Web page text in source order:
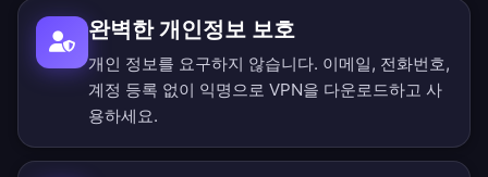
완벽한 개인정보 보호
개인 정보를 요구하지 않습니다. 이메일, 전화번호,
계정 등록 없이 익명으로 VPN을 다운로드하고 사
용하세요.